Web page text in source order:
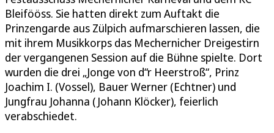
Bleifööss. Sie hatten direkt zum Auftakt die
Prinzengarde aus Zülpich aufmarschieren lassen, die
mit ihrem Musikkorps das Mechernicher Dreigestirn
der vergangenen Session auf die Bühne spielte. Dort
wurden die drei „Jonge von d“r Heerstroß“, Prinz
Joachim I. (Vossel), Bauer Werner (Echtner) und
Jungfrau Johanna (Johann Klöcker), feierlich
verabschiedet.